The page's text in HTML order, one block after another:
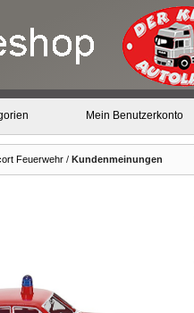
Mein Benutzerkonto
Feuerwehr / Kundenmeinungen